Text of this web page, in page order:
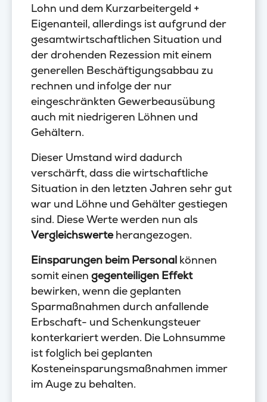
Lohn und dem Kurzarbeitergeld +
Eigenanteil, allerdings ist aufgrund der
gesamtwirtschaftlichen Situation und
der drohenden Rezession mit einem
generellen Beschäftigungsabbau zu
rechnen und infolge der nur
eingeschränkten Gewerbeausübung
auch mit niedrigeren Löhnen und
Gehältern.
Dieser Umstand wird dadurch
verschärft, dass die wirtschaftliche
Situation in den letzten Jahren sehr gut
war und Löhne und Gehälter gestiegen
sind. Diese Werte werden nun als
Vergleichswerteherangezogen.
Einsparungen beim Personal können
somit einen gegenteiligen Effekt
bewirken, wenn die geplanten
Sparmaßnahmen durch anfallende
Erbschaft- und Schenkungsteuer
konterkariert werden. Die Lohnsumme
ist folglich bei geplanten
Kosteneinsparungsmaßnahmen immer
im Auge zu behalten.